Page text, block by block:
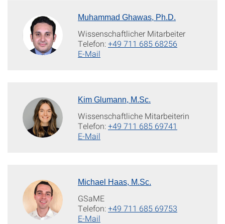
Muhammad Ghawas, Ph.D.
Wissenschaftlicher Mitarbeiter
Telefon:+49 711 685 68256
E-Mail
Kim Glumann, M.Sc.
Wissenschaftliche Mitarbeiterin
Telefon:+49 711 685 69741
E-Mail
Michael Haas, M.Sc.
GSaME
Telefon:+49 711 685 69753
E-Mail